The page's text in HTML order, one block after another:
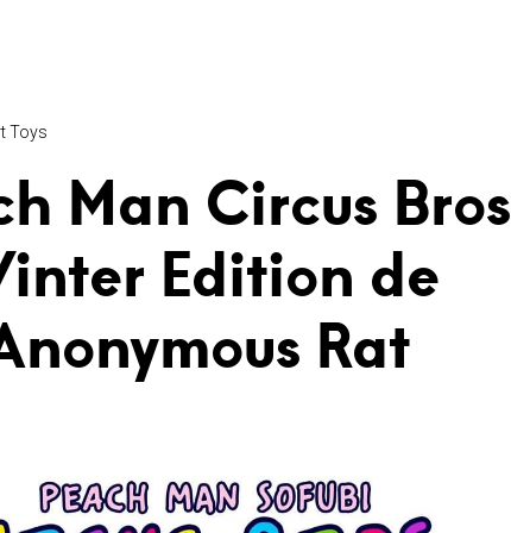
Toys
Man Circus Bros
Edition de
Rat